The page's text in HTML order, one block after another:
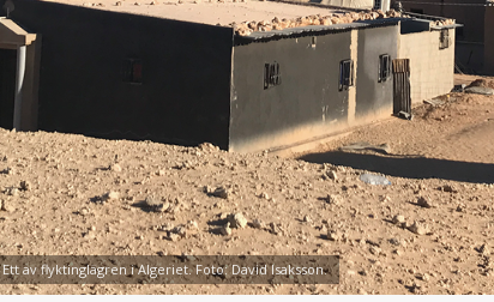
Ett av flyktinglägren i Algeriet. Foto: David Isaksson.